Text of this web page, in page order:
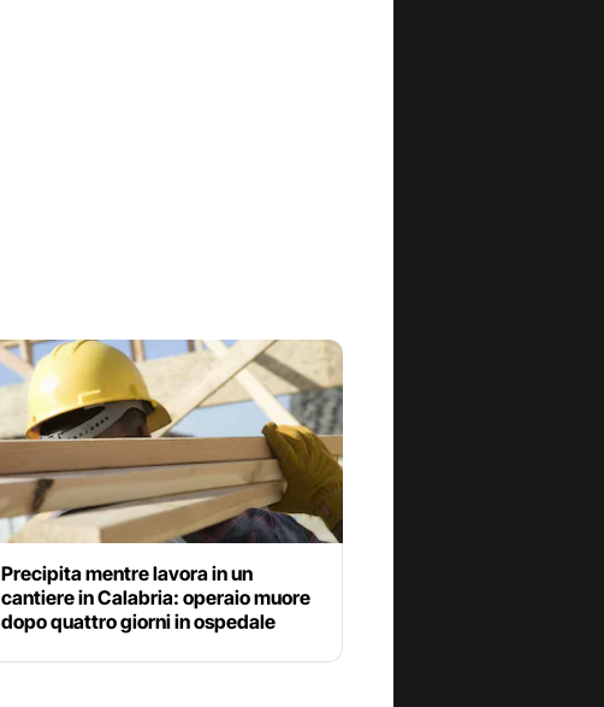
Precipita mentre lavora in un
cantiere in Calabria: operaio muore
dopo quattro giorni in ospedale